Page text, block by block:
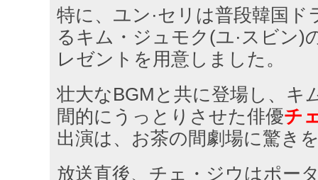
特に、ユン·セリは普段韓国
るキム・ジュモク(ユ·スビン)
レゼントを用意しました。
壮大なBGMと共に登場し、キ
間的にうっとりさせた俳優チ
出演は、お茶の間劇場に驚き
放送直後、チェ・ジウはポー